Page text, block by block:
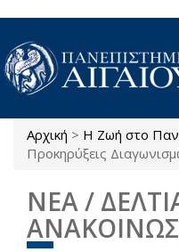
Παράκαμψη προς το κυρίως
Είστε εδώ
Αρχική > Η Ζωή στο
Προκηρύξεις
ΝΕΑ /